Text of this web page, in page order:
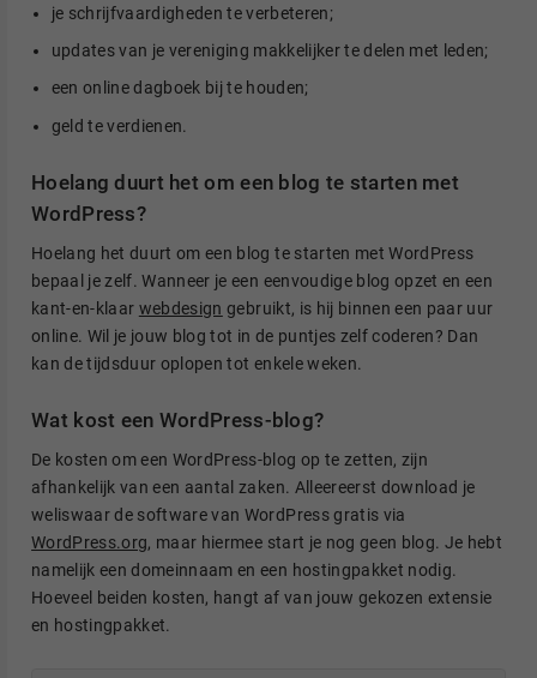
je schrijfvaardigheden te verbeteren;
updates van je vereniging makkelijker te delen met leden;
een online dagboek bij te houden;
geld te verdienen.
Hoelang duurt het om een blog te starten met
WordPress?
Hoelang het duurt om een blog te starten met WordPress
bepaal je zelf. Wanneer je een eenvoudige blog opzet en een
kant-en-klaar webdesign gebruikt, is hij binnen een paar uur
online. Wil je jouw blog tot in de puntjes zelf coderen? Dan
kan de tijdsduur oplopen tot enkele weken.
Wat kost een WordPress-blog?
De kosten om een WordPress-blog op te zetten, zijn
afhankelijk van een aantal zaken. Alleereerst download je
weliswaar de software van WordPress gratis via
WordPress.org, maar hiermee start je nog geen blog. Je hebt
namelijk een domeinnaam en een hostingpakket nodig.
Hoeveel beiden kosten, hangt af van jouw gekozen extensie
en hostingpakket.